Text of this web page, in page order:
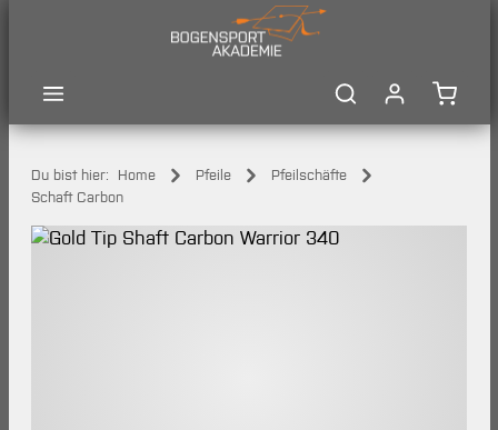
Du bist hier: Home Pfeile
Pfeilschäfte
Schaft Carbon
Bildergalerie überspringen